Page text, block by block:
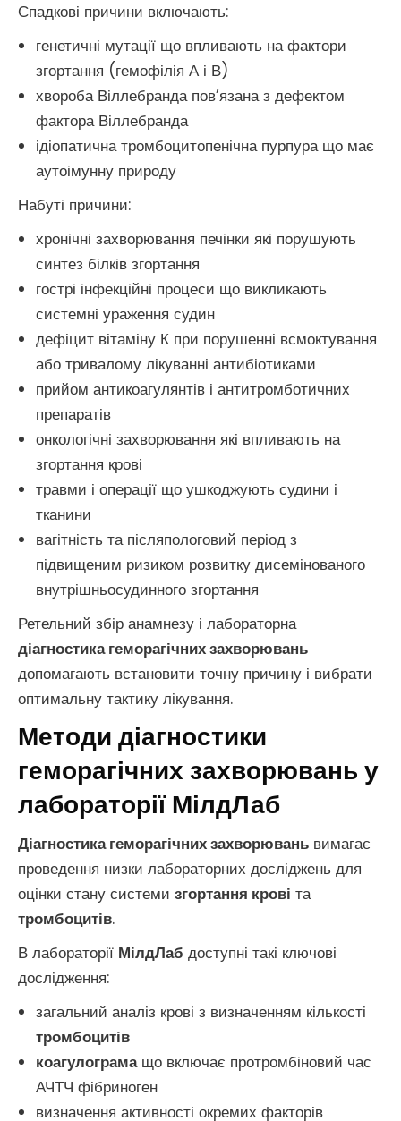
Спадкові причини включають:
генетичні мутації що впливають на фактори
згортання (гемофілія А і В)
хвороба Віллебранда пов’язана з дефектом
фактора Віллебранда
ідіопатична тромбоцитопенічна пурпура що має
аутоімунну природу
Набуті причини:
хронічні захворювання печінки які порушують
синтез білків згортання
гострі інфекційні процеси що викликають
системні ураження судин
дефіцит вітаміну К при порушенні всмоктування
або тривалому лікуванні антибіотиками
прийом антикоагулянтів і антитромботичних
препаратів
онкологічні захворювання які впливають на
згортання крові
травми і операції що ушкоджують судини і
тканини
вагітність та післяпологовий період з
підвищеним ризиком розвитку дисемінованого
внутрішньосудинного згортання
Ретельний збір анамнезу і лабораторна
діагностика геморагічних захворювань
допомагають встановити точну причину і вибрати
оптимальну тактику лікування.
Методи діагностики
геморагічних захворювань у
лабораторії МілдЛаб
Діагностика геморагічних захворювань вимагає
проведення низки лабораторних досліджень для
оцінки стану системи згортання крові та
тромбоцитів.
В лабораторії МілдЛаб доступні такі ключові
дослідження:
загальний аналіз крові з визначенням кількості
тромбоцитів
коагулограмащо включає протромбіновий час
АЧТЧ фібриноген
визначення активності окремих факторів